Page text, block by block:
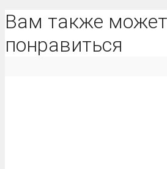
Вам также может
понравиться